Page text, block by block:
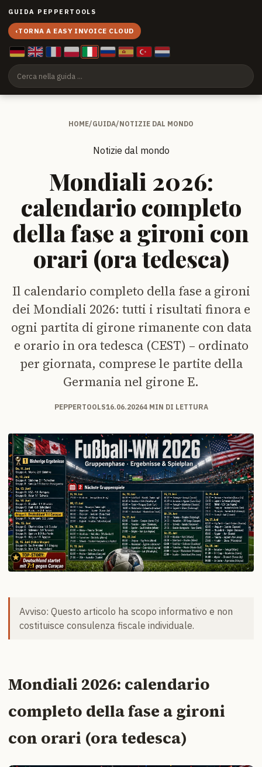
GUIDA PEPPERTOOLS
‹TORNA A EASY INVOICE CLOUD
HOME/GUIDA/NOTIZIE DAL MONDO
Notizie dal mondo
Mondiali 2026:
calendario completo
della fase a gironi con
orari (ora tedesca)
Il calendario completo della fase a gironi
dei Mondiali 2026: tutti i risultati finora e
ogni partita di girone rimanente con data
e orario in ora tedesca (CEST) – ordinato
per giornata, comprese le partite della
Germania nel girone E.
PEPPERTOOLS16.06.20264 MIN DI LETTURA
Avviso: Questo articolo ha scopo informativo e non
costituisce consulenza fiscale individuale.
Mondiali 2026: calendario
completo della fase a gironi
con orari (ora tedesca)